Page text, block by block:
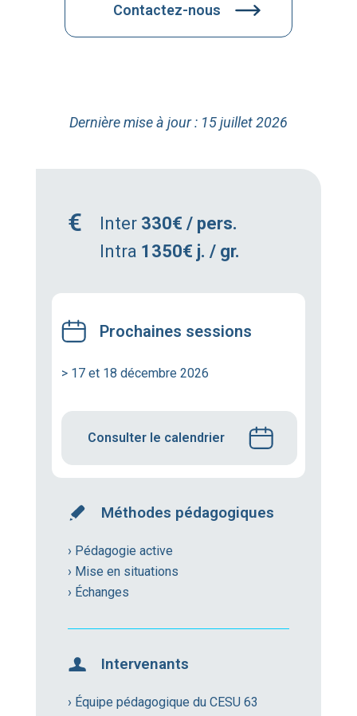
Contactez-nous
Dernière mise à jour : 15 juillet 2026
Inter 330€ / pers.
Intra 1350€ j. / gr.
Prochaines sessions
> 17 et 18 décembre 2026
Consulter le calendrier
Méthodes pédagogiques
› Pédagogie active
› Mise en situations
› Échanges
Intervenants
› Équipe pédagogique du CESU 63